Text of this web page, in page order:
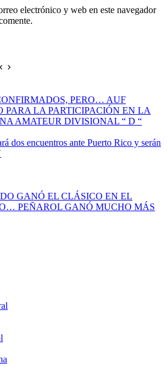
electrónico y web en este navegador
PERO… AUF
PARA LA PARTICIPACIÓN EN LA
AMATEUR DIVISIONAL “ D “
dos encuentros ante Puerto Rico y serán
GANÓ EL CLÁSICO EN EL
PEÑAROL GANÓ MUCHO MÁS